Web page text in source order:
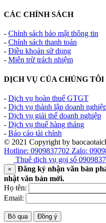
CÁC CHÍNH SÁCH
- Chính sách bảo mật thông tin
- Chính sách thanh toán
- Điều khoản sử dụng
- Miễn trừ trách nhiệm
DỊCH VỤ CỦA CHÚNG TÔI
- Dịch vụ hoàn thuế GTGT
- Dịch vụ thành lập doanh
- Dịch vụ giải thể doanh nghiệp
- Dịch vụ thuế hàng tháng
- Báo cáo tài chính
© 2021 Copyright by
Hotline: 0909837702 Zalo:
Thuê dịch vụ gọi số
×
Đăng ký nhận văn bản
nhật văn bản mới.
Họ tên:
Email:
Bỏ qua Đồng ý